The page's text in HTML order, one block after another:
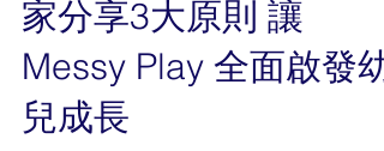
玩出潛能！臨床心理學
家分享3大原則 讓
Messy Play 全面啟發幼